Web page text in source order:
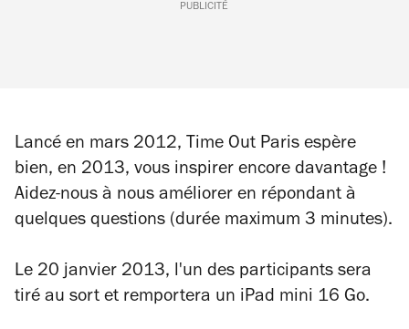
PUBLICITÉ
Lancé en mars 2012, Time Out Paris espère
bien, en 2013, vous inspirer encore davantage !
Aidez-nous à nous améliorer en répondant à
quelques questions (durée maximum 3 minutes).
Le 20 janvier 2013, l'un des participants sera
tiré au sort et remportera un iPad mini 16 Go.